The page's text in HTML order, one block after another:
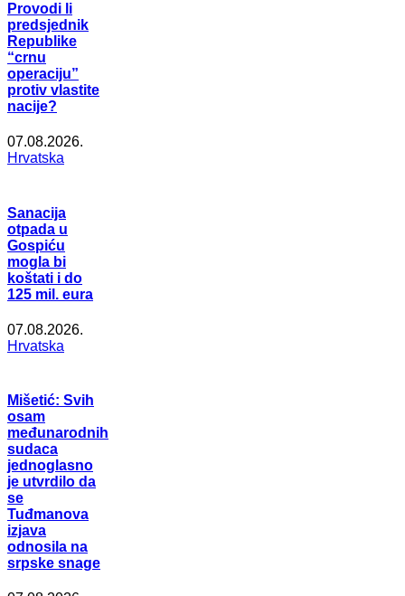
Provodi li
predsjednik
Republike
“crnu
operaciju”
protiv vlastite
nacije?
07.08.2026.
Hrvatska
Sanacija
otpada u
Gospiću
mogla bi
koštati i do
125 mil. eura
07.08.2026.
Hrvatska
Mišetić: Svih
osam
međunarodnih
sudaca
jednoglasno
je utvrdilo da
se
Tuđmanova
izjava
odnosila na
srpske snage